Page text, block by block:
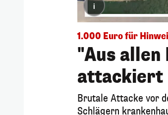
i
1.000 Euro für
"Aus allen
attackiert
Brutale Attacke vor
Schlägern